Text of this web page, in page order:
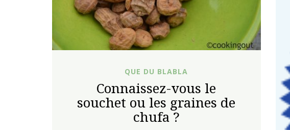
QUE DU BLABLA
Connaissez-vous le
souchet ou les graines de
chufa ?